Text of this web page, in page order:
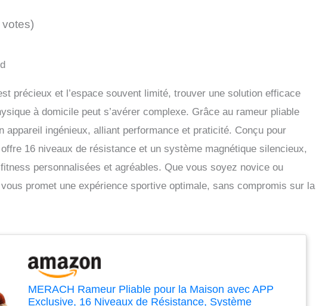
votes)
précieux et l’espace souvent limité, trouver une solution efficace
à domicile peut s’avérer complexe. Grâce au rameur pliable
appareil ingénieux, alliant performance et praticité. Conçu pour
16 niveaux de résistance et un système magnétique silencieux,
personnalisées et agréables. Que vous soyez novice ou
promet une expérience sportive optimale, sans compromis sur la
MERACH Rameur Pliable pour la Maison avec APP
Exclusive, 16 Niveaux de Résistance, Système